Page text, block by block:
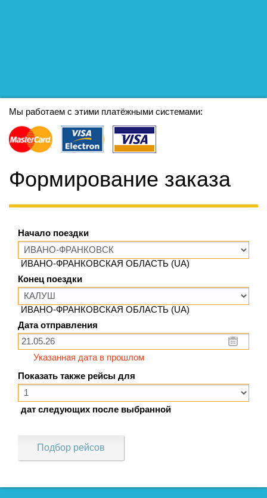
Мы работаем с этими платёжными системами:
Формирование заказа
Начало поездки
ИВАНО-ФРАНКОВСКАЯ ОБЛАСТЬ (UA)
Конец поездки
ИВАНО-ФРАНКОВСКАЯ ОБЛАСТЬ (UA)
Дата отправления
Указанная дата в прошлом
Показать также рейсы для
дат следующих после выбранной
Подбор рейсов